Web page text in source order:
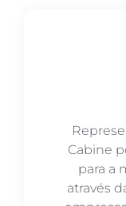
Cabine
para a
através